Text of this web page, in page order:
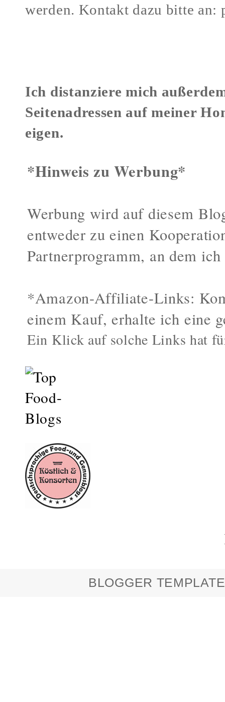
werden. Kontakt dazu bitte an:
Ich distanziere mich
Seitenadressen auf meiner
eigen.
*Hinweis zu Werbung*
Werbung wird auf diesem
entweder zu einen
Partnerprogramm, an dem
*Amazon-Affiliate-Links:
einem Kauf, erhalte ich eine
Ein Klick auf solche Links hat
BLOGGER